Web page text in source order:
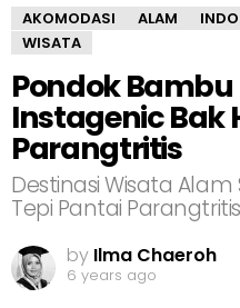
AKOMODASI
ALAM
WISATA
Pondok
Instagenic Bak
Parangtritis
Destinasi Wisata
Tepi Pantai
by Ilma Chaeroh
6 years ago